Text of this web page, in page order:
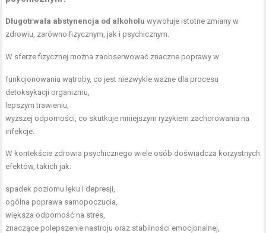
Długotrwała abstynencja od alkoholu wywołuje istotne zmiany w
zdrowiu, zarówno fizycznym, jak i psychicznym.
W sferze fizycznej można zaobserwować znaczne poprawy w:
funkcjonowaniu wątroby, co jest niezwykle ważne dla procesu
detoksykacji organizmu,
lepszym trawieniu,
wyższej odporności, co skutkuje mniejszym ryzykiem zachorowania na
infekcje.
W kontekście zdrowia psychicznego wiele osób doświadcza korzystnych
efektów, takich jak:
spadek poziomu lęku i depresji,
ogólna poprawa samopoczucia,
większa odporność na stres,
znaczące polepszenie nastroju oraz stabilności emocjonalnej,